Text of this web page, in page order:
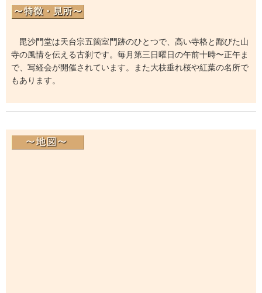
毘沙門堂は天台宗五箇室門跡のひとつで、高い寺格と鄙びた山
寺の風情を伝える古刹です。毎月第三日曜日の午前十時〜正午ま
で、写経会が開催されています。また大枝垂れ桜や紅葉の名所で
もあります。